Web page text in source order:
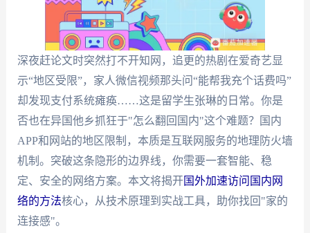
深夜赶论文时突然打不开知网，追更的热剧在爱奇艺显
示“地区受限”，家人微信视频那头问“能帮我充个话费吗”
却发现支付系统瘫痪……这是留学生张琳的日常。你是
否也在异国他乡抓狂于"怎么翻回国内"这个难题？国内
APP和网站的地区限制，本质是互联网服务的地理防火墙
机制。突破这条隐形的边界线，你需要一套智能、稳
定、安全的网络方案。本文将揭开国外加速访问国内网
络的方法核心，从技术原理到实战工具，助你找回"家的
连接感"。